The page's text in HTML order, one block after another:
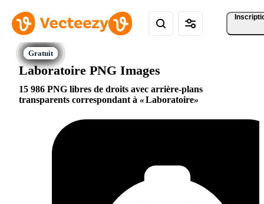
Laboratoire PNG Images
15 986 PNG libres de droits avec arrière-plans
transparents correspondant à
Laboratoire